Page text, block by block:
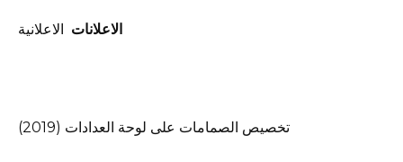
الاعلانات الاعلانية
تخصيص الصمامات على لوحة العدادات (2019)